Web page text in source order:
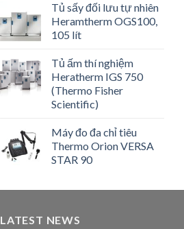
Tủ sấy đối lưu tự nhiên
Heramtherm OGS100,
105 lít
Tủ ấm thí nghiệm
Heratherm IGS 750
(Thermo Fisher
Scientific)
Máy đo đa chỉ tiêu
Thermo Orion VERSA
STAR 90
LATEST NEWS